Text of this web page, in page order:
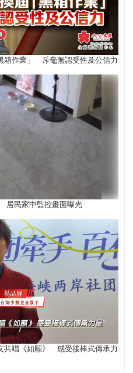
箱作業」 斥毫無認受性及公信力
居民家中監控畫面曝光
共唱《如願》 感受接棒式傳承力